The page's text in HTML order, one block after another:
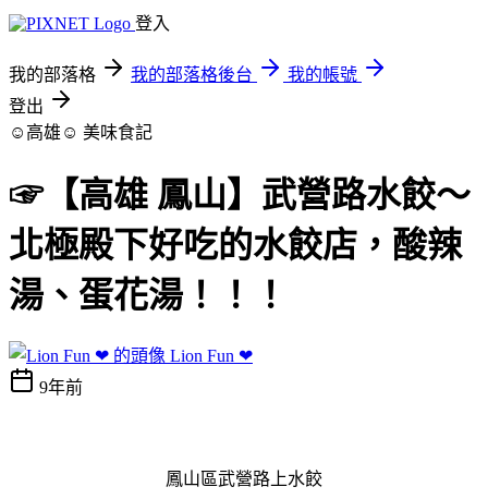
登入
我的部落格 我的部落格後台
我的帳號
登出
☺高雄☺ 美味食記
☞【高雄 鳳山】武營路水餃～
北極殿下好吃的水餃店，酸辣
湯、蛋花湯！！！
Lion Fun ❤
9年前
鳳山區武營路上水餃